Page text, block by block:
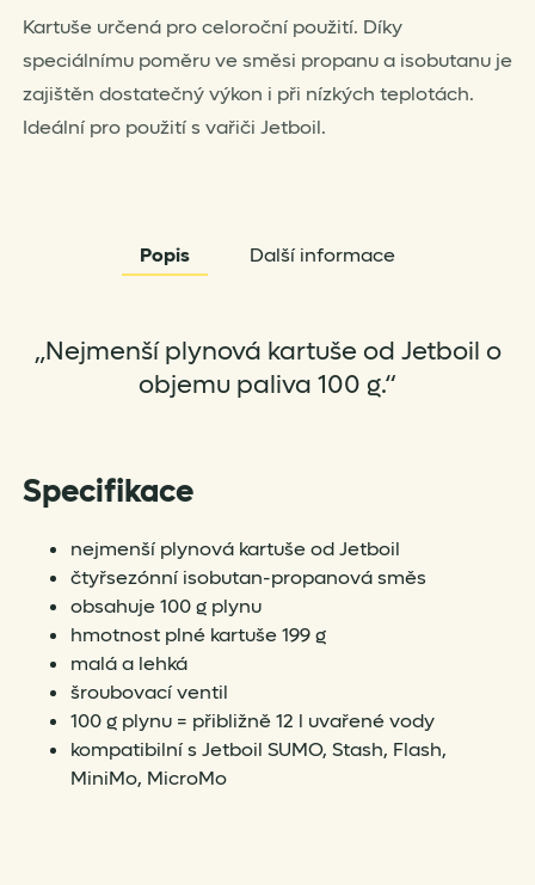
Kartuše určená pro celoroční použití. Díky
speciálnímu poměru ve směsi propanu a isobutanu je
zajištěn dostatečný výkon i při nízkých teplotách.
Ideální pro použití s vařiči Jetboil.
Popis Další informace
„Nejmenší plynová kartuše od Jetboil o
objemu paliva 100 g.“
Specifikace
nejmenší plynová kartuše od Jetboil
čtyřsezónní isobutan-propanová směs
obsahuje 100 g plynu
hmotnost plné kartuše 199 g
malá a lehká
šroubovací ventil
100 g plynu = přibližně 12 l uvařené vody
kompatibilní s Jetboil SUMO, Stash, Flash,
MiniMo, MicroMo